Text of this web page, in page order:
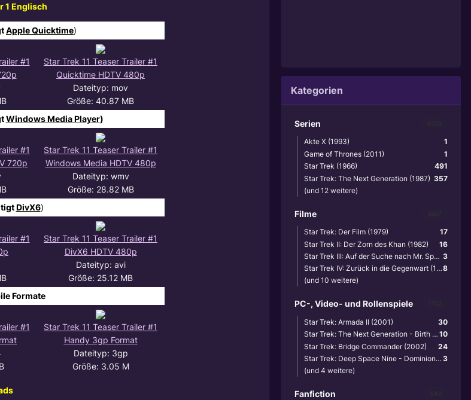
1 Englisch
Apple Quicktime)
#1
Star Trek 11 Teaser Trailer #1
Quicktime HDTV 480p
Dateityp: mov
Größe: 40.87 MB
Windows Media Player)
#1
720p
Star Trek 11 Teaser Trailer #1
Windows Media HDTV 480p
Dateityp: wmv
Größe: 28.82 MB
DivX6)
#1
Star Trek 11 Teaser Trailer #1
DivX6 HDTV 480p
Dateityp: avi
Größe: 25.12 MB
Formate
#1
Star Trek 11 Teaser Trailer #1
Handy 3gp Format
Dateityp: 3gp
Größe: 3.05 M
Kategorien
Serien
1
Akte X (1993)
1
Game of Thrones (2011)
491
Star Trek (1966)
357
Star Trek: The Next Generation (1987)
(und 12 weitere)
Filme
17
Star Trek: Der Film (1979)
16
Star Trek II: Der Zorn des Khan (1982)
3
Star Trek III: Auf der Suche nach Mr. Spock (1984)
8
Star Trek IV: Zurück in die Gegenwart (1986)
(und 10 weitere)
PC-, Video- und Rollenspiele
30
Star Trek: Armada II (2001)
10
Star Trek: The Next Generation - Birth of the Federation (1999)
24
Star Trek: Bridge Commander (2002)
3
Star Trek: Deep Space Nine - Dominion Wars (2001)
(und 4 weitere)
Fanfiction